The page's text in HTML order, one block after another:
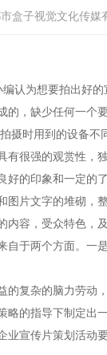
盒子视觉文化传媒
认为想要拍出好
缺少任何一个
时用到的设备不
强的观赏性，
的印象和一定的了
文字的堆砌，
容，受众特色
两个方面。一
杂的脑力劳动
的指导下制定出
传片策划活动